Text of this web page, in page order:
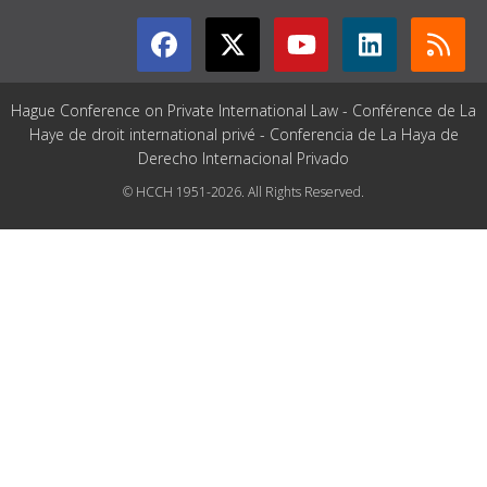
Hague Conference on Private International Law - Conférence de La
Haye de droit international privé - Conferencia de La Haya de
Derecho Internacional Privado
© HCCH 1951-2026. All Rights Reserved.